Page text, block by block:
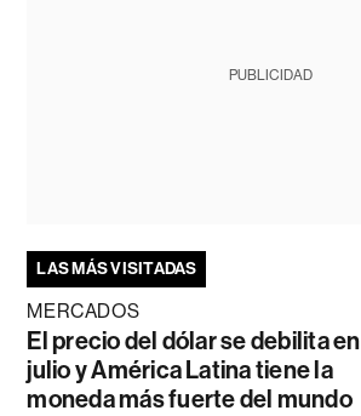
PUBLICIDAD
LAS MÁS VISITADAS
MERCADOS
El precio del dólar se debilita en
julio y América Latina tiene la
moneda más fuerte del mundo